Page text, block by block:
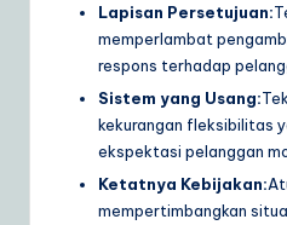
Lapisan Persetujuan:
memperlambat
respons terhadap
Sistem yang Usang:
kekurangan fleksibilitas
ekspektasi pelanggan
Ketatnya Kebijakan:
mempertimbangkan